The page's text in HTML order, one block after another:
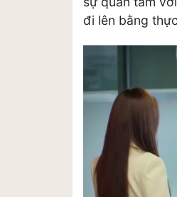
đi lên bằng